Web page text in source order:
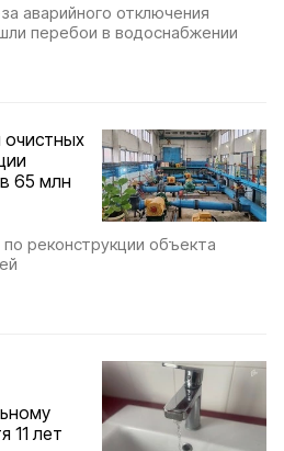
аварийного отключения
перебои в водоснабжении
очистных
65 млн
реконструкции объекта
11 лет